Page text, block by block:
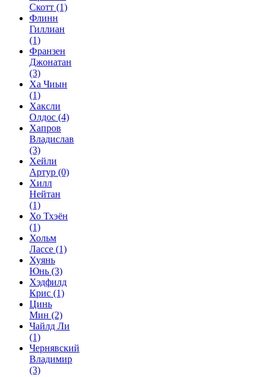
Скотт (1)
Флинн
Гиллиан
(1)
Франзен
Джонатан
(3)
Ха Чиын
(1)
Хаксли
Олдос (4)
Хапров
Владислав
(3)
Хейли
Артур (0)
Хилл
Нейтан
(1)
Хо Тхэён
(1)
Хольм
Лассе (1)
Хуянь
Юнь (3)
Хэдфилд
Крис (1)
Цинь
Мин (2)
Чайлд Ли
(1)
Чернявский
Владимир
(3)